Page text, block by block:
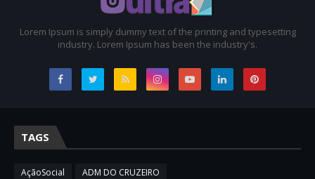
Lorem Ipsum is simply dummy text of the printing and typesetting
industry. Lorem Ipsum has been the industry's.
TAGS
AçãoSocial
ADM DO CRUZEIRO